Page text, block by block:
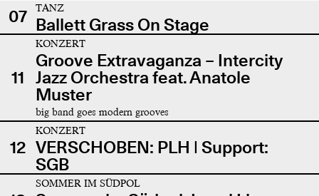
07
TANZ
Ballett Grass On Stage
11
KONZERT
Groove Extravaganza – Intercity
Jazz Orchestra feat. Anatole
Muster
big band goes modern grooves
12
KONZERT
VERSCHOBEN: PLH | Support:
SGB
SOMMER IM SÜDPOL